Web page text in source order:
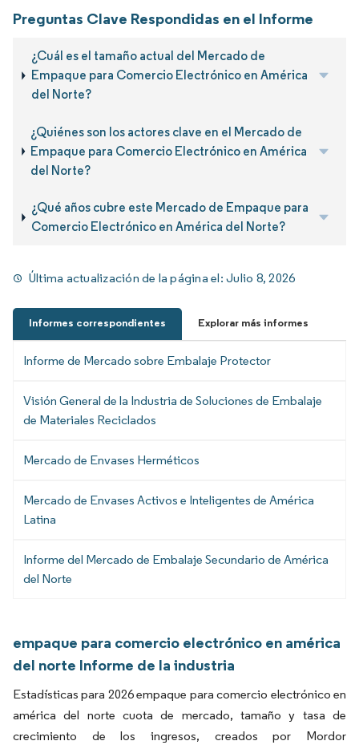
Preguntas Clave Respondidas en el Informe
¿Cuál es el tamaño actual del Mercado de
Empaque para Comercio Electrónico en América
del Norte?
¿Quiénes son los actores clave en el Mercado de
Empaque para Comercio Electrónico en América
del Norte?
¿Qué años cubre este Mercado de Empaque para
Comercio Electrónico en América del Norte?
Última actualización de la página el:Julio 8, 2026
Informes correspondientes Explorar más informes
Informe de Mercado sobre Embalaje Protector
Visión General de la Industria de Soluciones de Embalaje
de Materiales Reciclados
Mercado de Envases Herméticos
Mercado de Envases Activos e Inteligentes de América
Latina
Informe del Mercado de Embalaje Secundario de América
del Norte
empaque para comercio electrónico en américa
del norte Informe de la industria
Estadísticas para 2026 empaque para comercio electrónico en
américa del norte cuota de mercado, tamaño y tasa de
crecimiento de los ingresos, creados por Mordor